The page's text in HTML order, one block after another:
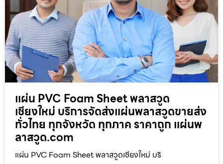
แผ่น PVC Foam Sheet พลาสวูด
เชียงใหม่ บริการจัดส่งแผ่นพลาสวูดขายส่ง
ทั่วไทย ทุกจังหวัด ทุกภาค ราคาถูก แผ่นพ
ลาสวูด.com
แผ่น PVC Foam Sheet พลาสวูดเชียงใหม่ บริ